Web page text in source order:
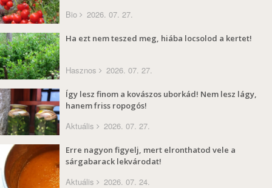
Bio 2026. 07. 27.
Ha ezt nem teszed meg, hiába locsolod a kertet!
Hasznos 2026. 07. 27.
Így lesz finom a kovászos uborkád! Nem lesz lágy,
hanem friss ropogós!
Aktuális 2026. 07. 27.
Erre nagyon figyelj, mert elronthatod vele a
sárgabarack lekvárodat!
Aktuális 2026. 07. 24.